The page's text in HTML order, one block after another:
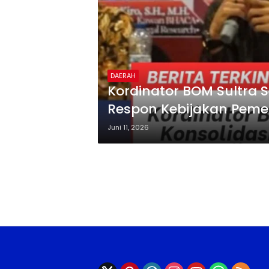
DAERAH
‎Kordinator BOM Sultra
Respon Kebijakan
Juni 11, 2026